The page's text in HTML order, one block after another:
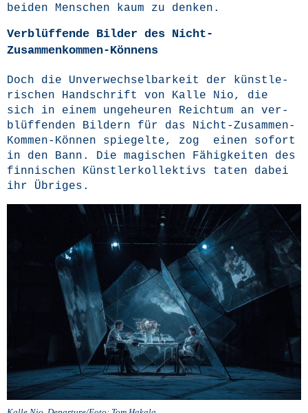
bei­den Men­schen kaum zu denken.
Verblüffende Bilder des Nicht-
Zusammenkommen-Könnens
Doch die Unver­wech­sel­bar­keit der künst­le­
ri­schen Hand­schrift von Kal­le Nio, die
sich in einem unge­heu­ren Reich­tum an ver­
blüf­fen­den Bil­dern für das Nicht-Zusam­men-
Kom­men-Kön­nen spie­gel­te, zog einen sofort
in den Bann. Die magi­schen Fähig­kei­ten des
fin­ni­schen Künst­ler­kol­lek­tivs taten dabei
ihr Übriges.